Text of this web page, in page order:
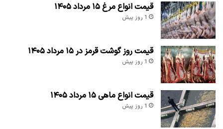
قیمت انواع مرغ ۱۵ مرداد ۱۴۰۵
1 روز پیش
قیمت روز گوشت قرمز در ۱۵ مرداد ۱۴۰۵
1 روز پیش
قیمت انواع ماهی ۱۵ مرداد ۱۴۰۵
1 روز پیش